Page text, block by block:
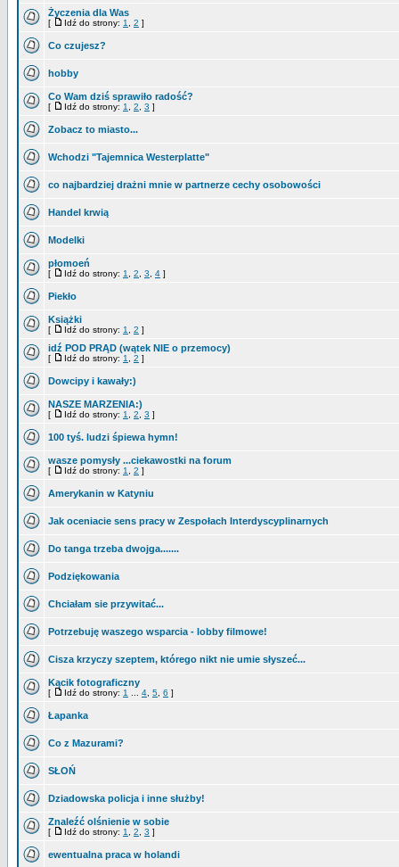
Życzenia dla Was
[ Idź do strony: 1 2 ]
Co czujesz?
hobby
Co Wam dziś sprawiło radość?
[ Idź do strony: 1 2 3 ]
Zobacz to miasto...
Wchodzi "Tajemnica Westerplatte"
co najbardziej drażni mnie w partnerze cechy osobowości
Handel krwią
Modelki
płomoeń
[ Idź do strony: 1 2 3 4 ]
Piekło
Książki
[ Idź do strony: 1 2 ]
idź POD PRĄD (wątek NIE o przemocy)
[ Idź do strony: 1 2 ]
Dowcipy i kawały:)
NASZE MARZENIA:)
[ Idź do strony: 1 2 3 ]
100 tyś. ludzi śpiewa hymn!
wasze pomysły ...ciekawostki na forum
[ Idź do strony: 1 2 ]
Amerykanin w Katyniu
Jak oceniacie sens pracy w Zespołach Interdyscyplinarnych
Do tanga trzeba dwojga.......
Podziękowania
Chciałam sie przywitać...
Potrzebuję waszego wsparcia - lobby filmowe!
Cisza krzyczy szeptem, którego nikt nie umie słyszeć...
Kącik fotograficzny
[ Idź do strony: 1 4 5 6 ]
Łapanka
Co z Mazurami?
SŁOŃ
Dziadowska policja i inne służby!
Znaleźć olśnienie w sobie
[ Idź do strony: 1 2 3 ]
ewentualna praca w holandi